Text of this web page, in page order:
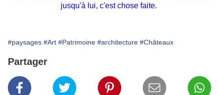
jusqu'à lui, c'est chose faite.
#paysages #Art #Patrimoine #architecture #Châteaux
Partager